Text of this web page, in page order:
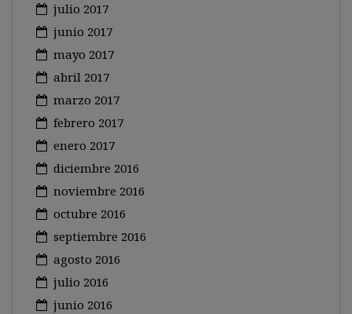
julio 2017
junio 2017
mayo 2017
abril 2017
marzo 2017
febrero 2017
enero 2017
diciembre 2016
noviembre 2016
octubre 2016
septiembre 2016
agosto 2016
julio 2016
junio 2016